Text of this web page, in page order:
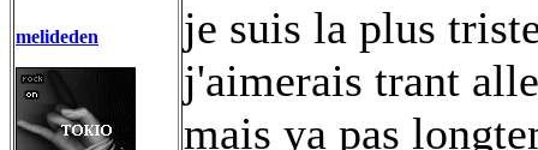
melideden
je suis la plus
j'aimerais trant
mais ya pas